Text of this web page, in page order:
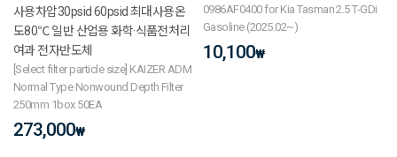
사용차압30psid 60psid 최대사용온
도80℃ 일반 산업용 화학·식품전처리
여과 전자반도체
[Select filter particle size] KAIZER ADM
Normal Type Nonwound Depth Filter
250mm 1box 50EA
273,000₩
0986AF0400 for Kia Tasman 2.5 T-GDi
Gasoline (2025.02~)
10,100₩